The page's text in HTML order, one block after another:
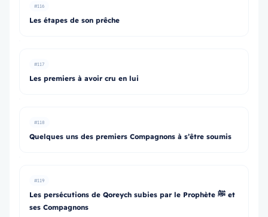
#116
Les étapes de son prêche
#117
Les premiers à avoir cru en lui
#118
Quelques uns des premiers Compagnons à s’être soumis
#119
Les persécutions de Qoreych subies par le Prophète ﷺ et
ses Compagnons